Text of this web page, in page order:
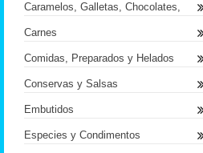
Caramelos, Galletas, Chocolates,
Carnes
Comidas, Preparados y Helados
Conservas y Salsas
Embutidos
Especies y Condimentos